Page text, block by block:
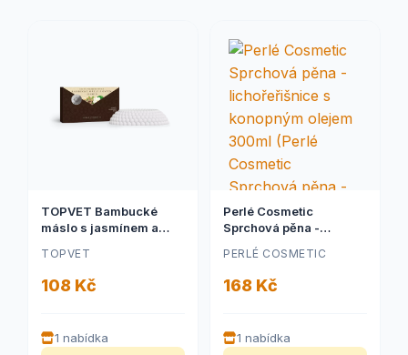
TOPVET Bambucké
máslo s jasmínem a
(TOPVET Bambucké
máslo s jasmínem a
ovsem - mýdlo 115g)
TOPVET
108 Kč
1 nabídka
Perlé Cosmetic
Sprchová pěna -
lichořeřišnice s
konopným olejem
300ml (Perlé Cosmetic
Sprchová pěna -
300ml)
PERLÉ COSMETIC
168 Kč
1 nabídka